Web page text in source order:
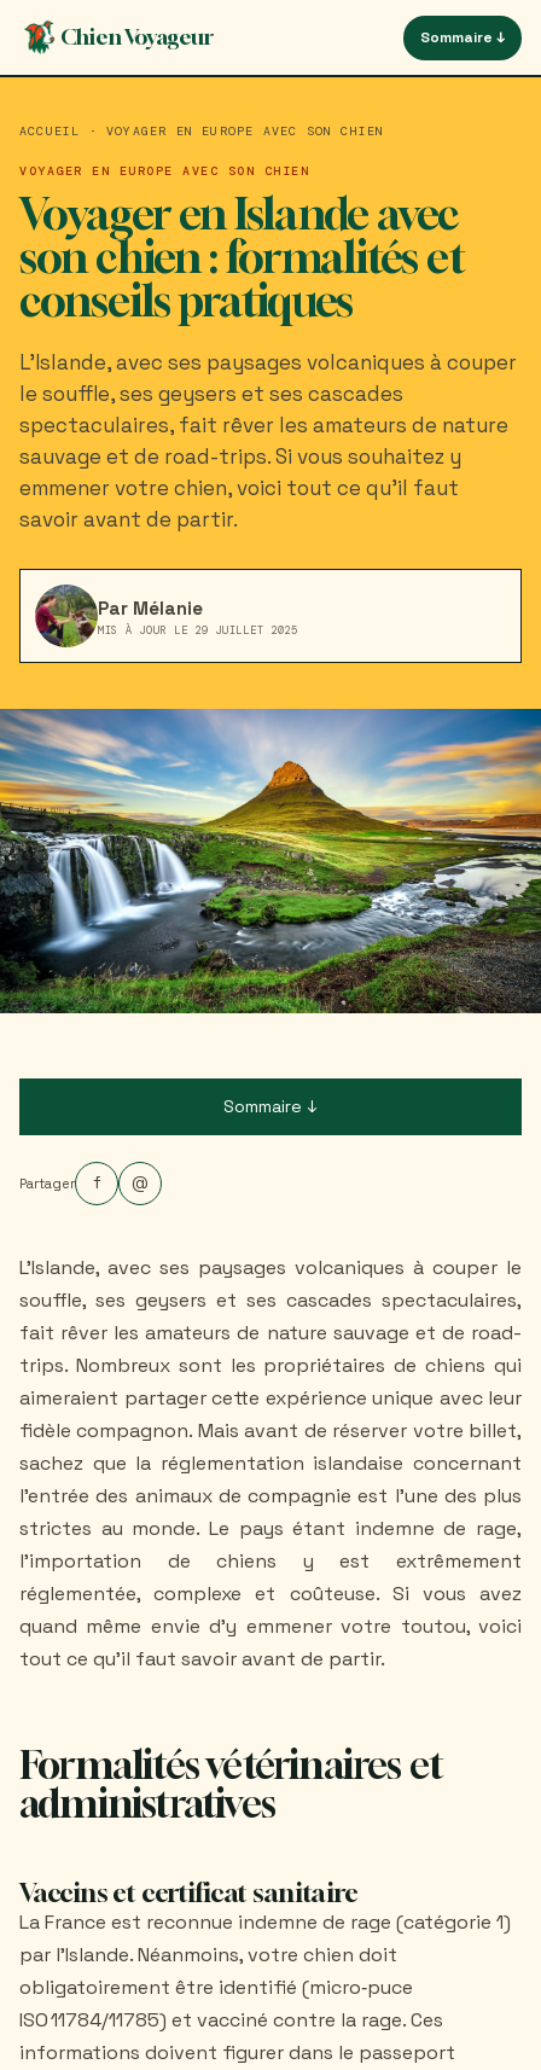
contenu
Chien Voyageur Sommaire ↓
ACCUEIL ·VOYAGER EN EUROPE AVEC SON CHIEN
VOYAGER EN EUROPE AVEC SON CHIEN
Voyager en Islande avec
son chien : formalités et
conseils pratiques
L’Islande, avec ses paysages volcaniques à couper
le souffle, ses geysers et ses cascades
spectaculaires, fait rêver les amateurs de nature
sauvage et de road-trips. Si vous souhaitez y
emmener votre chien, voici tout ce qu’il faut
savoir avant de partir.
Par Mélanie
MIS À JOUR LE 29 JUILLET 2025
Sommaire ↓
Partager f @
L’Islande, avec ses paysages volcaniques à couper le
souffle, ses geysers et ses cascades spectaculaires,
fait rêver les amateurs de nature sauvage et de road-
trips. Nombreux sont les propriétaires de chiens qui
aimeraient partager cette expérience unique avec leur
fidèle compagnon. Mais avant de réserver votre billet,
sachez que la réglementation islandaise concernant
l’entrée des animaux de compagnie est l’une des plus
strictes au monde. Le pays étant indemne de rage,
l’importation de chiens y est extrêmement
réglementée, complexe et coûteuse. Si vous avez
quand même envie d’y emmener votre toutou, voici
tout ce qu’il faut savoir avant de partir.
Formalités vétérinaires et
administratives
Vaccins et certificat sanitaire
La France est reconnue indemne de rage (catégorie 1)
par l’Islande. Néanmoins, votre chien doit
obligatoirement être identifié (micro‑puce
ISO 11784/11785) et vacciné contre la rage. Ces
informations doivent figurer dans le passeport